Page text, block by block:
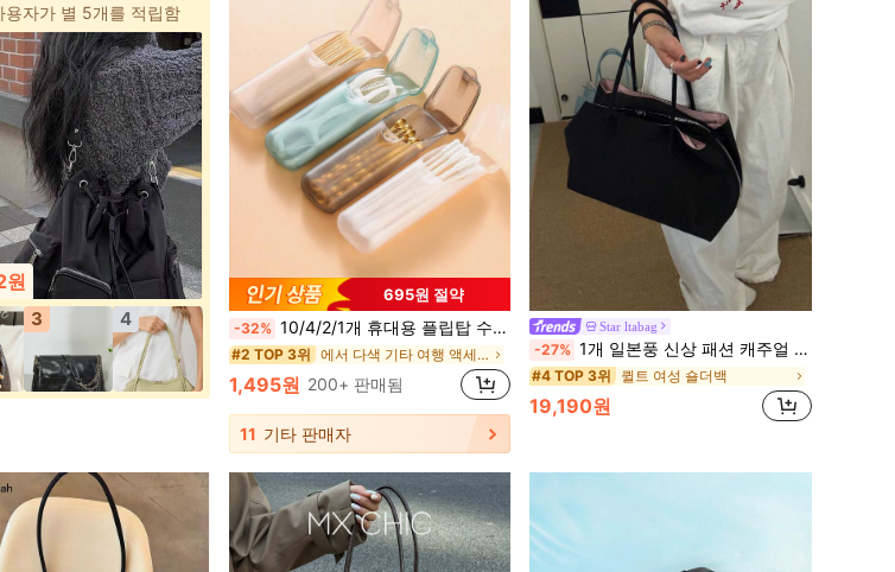
용자가 별 5개를 적립함
3 4
695원 절약
-32% 10/4/2/1개 휴대용 플립탑 수납함, 누수 방지 여행용 알약 상자, 여행 필수품, 언제 어디서나 사용 가능(여행/가정/사무실/야외), 내구성 있음
#2 TOP 3위 에서 다색 기타 여행 액세서리
1,495원 200+ 판매됨
11 기타 판매자
Star ltabag
-27% 1개 일본풍 신상 패션 캐주얼 대용량 나일론 컬러블록 샌드위치 숄더 토트백 여성용, 일상 쇼핑, 여행, 피트니스, 수납, 출퇴근, 파티
#4 TOP 3위 퀼트 여성 숄더백
19,190원